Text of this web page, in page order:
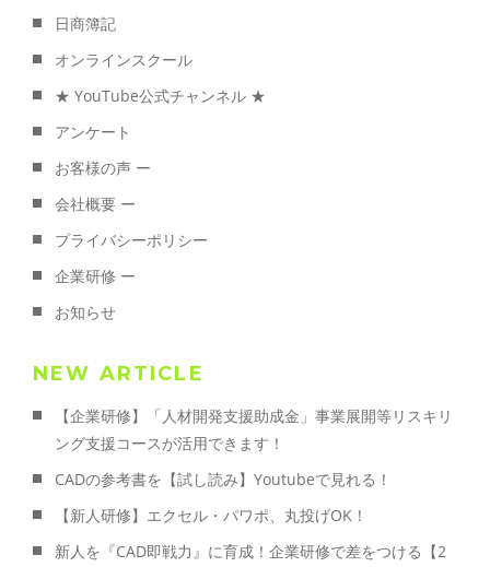
日商簿記
オンラインスクール
★ YouTube公式チャンネル ★
アンケート
お客様の声 ー
会社概要 ー
プライバシーポリシー
企業研修 ー
お知らせ
NEW ARTICLE
【企業研修】「人材開発支援助成金」事業展開等リスキリ
ング支援コースが活用できます！
CADの参考書を【試し読み】Youtubeで見れる！
【新人研修】エクセル・パワポ、丸投げOK！
新人を『CAD即戦力』に育成！企業研修で差をつける【2